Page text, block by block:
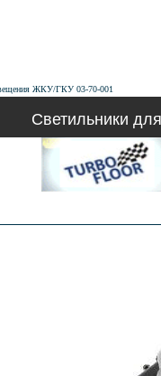
ЖКУ/ГКУ 03-70-001
Светильники